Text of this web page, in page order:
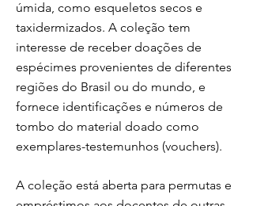
úmida, como esqueletos secos e
taxidermizados. A coleção tem
interesse de receber doações de
espécimes provenientes de diferentes
regiões do Brasil ou do mundo, e
fornece identificações e números de
tombo do material doado como
exemplares-testemunhos (vouchers).
A coleção está aberta para permutas e